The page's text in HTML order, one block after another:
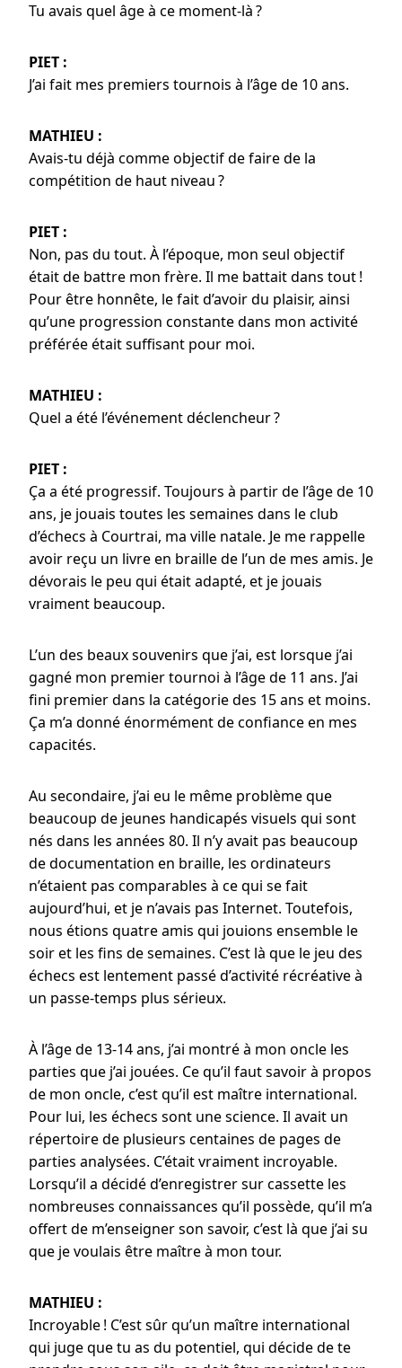
Tu avais quel âge à ce moment-là ?
PIET :
J’ai fait mes premiers tournois à l’âge de 10 ans.
MATHIEU :
Avais-tu déjà comme objectif de faire de la
compétition de haut niveau ?
PIET :
Non, pas du tout. À l’époque, mon seul objectif
était de battre mon frère. Il me battait dans tout !
Pour être honnête, le fait d’avoir du plaisir, ainsi
qu’une progression constante dans mon activité
préférée était suffisant pour moi.
MATHIEU :
Quel a été l’événement déclencheur ?
PIET :
Ça a été progressif. Toujours à partir de l’âge de 10
ans, je jouais toutes les semaines dans le club
d’échecs à Courtrai, ma ville natale. Je me rappelle
avoir reçu un livre en braille de l’un de mes amis. Je
dévorais le peu qui était adapté, et je jouais
vraiment beaucoup.
L’un des beaux souvenirs que j’ai, est lorsque j’ai
gagné mon premier tournoi à l’âge de 11 ans. J’ai
fini premier dans la catégorie des 15 ans et moins.
Ça m’a donné énormément de confiance en mes
capacités.
Au secondaire, j’ai eu le même problème que
beaucoup de jeunes handicapés visuels qui sont
nés dans les années 80. Il n’y avait pas beaucoup
de documentation en braille, les ordinateurs
n’étaient pas comparables à ce qui se fait
aujourd’hui, et je n’avais pas Internet. Toutefois,
nous étions quatre amis qui jouions ensemble le
soir et les fins de semaines. C’est là que le jeu des
échecs est lentement passé d’activité récréative à
un passe-temps plus sérieux.
À l’âge de 13-14 ans, j’ai montré à mon oncle les
parties que j’ai jouées. Ce qu’il faut savoir à propos
de mon oncle, c’est qu’il est maître international.
Pour lui, les échecs sont une science. Il avait un
répertoire de plusieurs centaines de pages de
parties analysées. C’était vraiment incroyable.
Lorsqu’il a décidé d’enregistrer sur cassette les
nombreuses connaissances qu’il possède, qu’il m’a
offert de m’enseigner son savoir, c’est là que j’ai su
que je voulais être maître à mon tour.
MATHIEU :
Incroyable ! C’est sûr qu’un maître international
qui juge que tu as du potentiel, qui décide de te